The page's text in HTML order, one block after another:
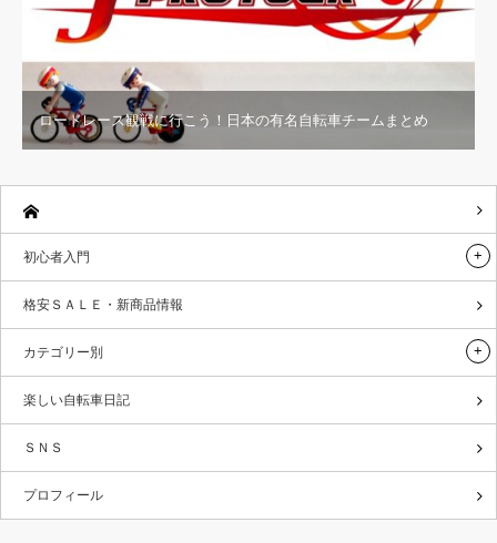
ロードレース観戦に行こう！日本の有名自転車チームまとめ
初心者入門
格安ＳＡＬＥ・新商品情報
カテゴリー別
楽しい自転車日記
ＳＮＳ
プロフィール